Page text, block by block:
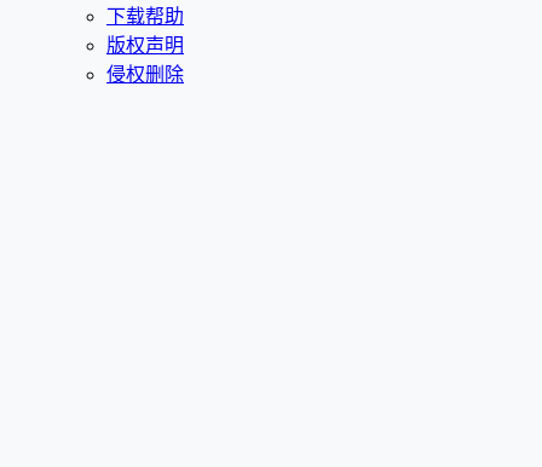
下载帮助
版权声明
侵权删除